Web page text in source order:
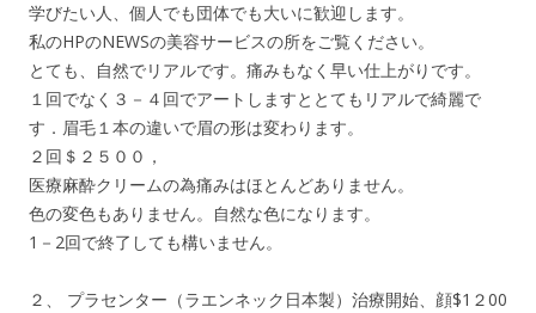
学びたい人、個人でも団体でも大いに歓迎します。
私のHPのNEWSの美容サービスの所をご覧ください。
とても、自然でリアルです。痛みもなく早い仕上がりです。
１回でなく３－４回でアートしますととてもリアルで綺麗で
す．眉毛１本の違いで眉の形は変わります。
２回＄２５００，
医療麻酔クリームの為痛みはほとんどありません。
色の変色もありません。自然な色になります。
1－2回で終了しても構いません。
２、 プラセンター（ラエンネック日本製）治療開始、顔$1２00